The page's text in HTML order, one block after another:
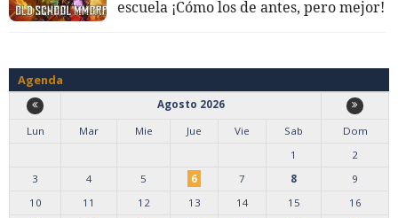
escuela ¡Cómo los de antes, pero mejor!
Agenda
Agosto 2026
Lun
Mar Mie Jue Vie Sab
Dom
1
2
3
4 5 6 7 8
9
10
11 12 13 14 15
16